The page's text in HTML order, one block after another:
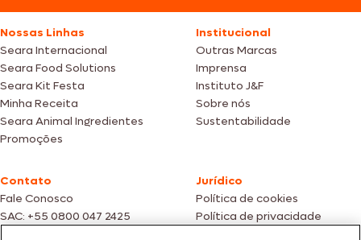
Nossas Linhas
Seara Internacional
Seara Food Solutions
Seara Kit Festa
Minha Receita
Seara Animal Ingredientes
Promoções
Institucional
Outras Marcas
Imprensa
Instituto J&F
Sobre nós
Sustentabilidade
Contato
Fale Conosco
SAC: +55 0800 047 2425
Jurídico
Política de cookies
Política de privacidade